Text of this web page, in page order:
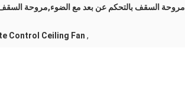
مروحة السقف بالتحكم عن بعد مع الضوء,مروحة
,
Control Ceiling Fan